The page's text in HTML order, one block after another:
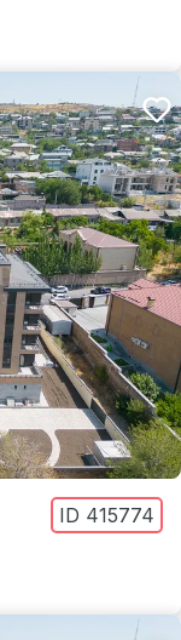
ID 415774